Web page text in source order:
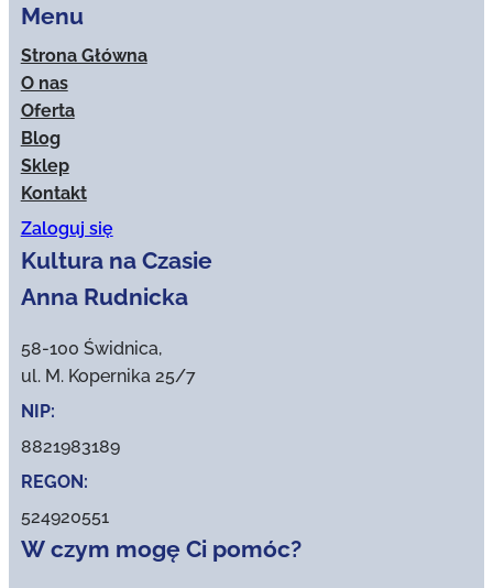
Menu
Strona Główna
O nas
Oferta
Blog
Sklep
Kontakt
Zaloguj się
Kultura na Czasie
Anna Rudnicka
58-100 Świdnica,
ul. M. Kopernika 25/7
NIP:
8821983189
REGON:
524920551
W czym mogę Ci pomóc?